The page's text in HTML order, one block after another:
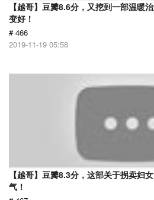
【越哥】豆瓣8.6分，又挖到一部温暖
变好！
# 466
2019-11-19 05:58
【越哥】豆瓣8.3分，这部关于拐卖妇
气！